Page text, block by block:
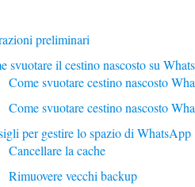
preliminari
svuotare il cestino nascosto su
Come svuotare cestino nascosto
Come svuotare cestino nascosto
per gestire lo spazio di WhatsApp
Cancellare la cache
Rimuovere vecchi backup